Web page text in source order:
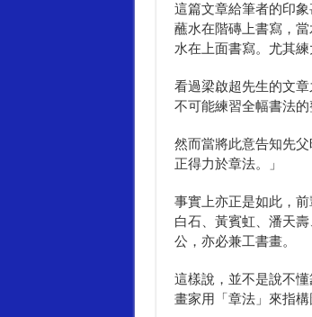
這篇文章給筆者的印
蘸水在階磚上書寫，
水在上面書寫。尤其練
看過梁啟超先生的文
不可能練習全幅書法的
然而當將此意告知先
正得力於章法。」
事實上亦正是如此，
白石、黃賓虹、潘天
公，亦必兼工書畫。
這樣說，並不是說不
畫家用「章法」來指構